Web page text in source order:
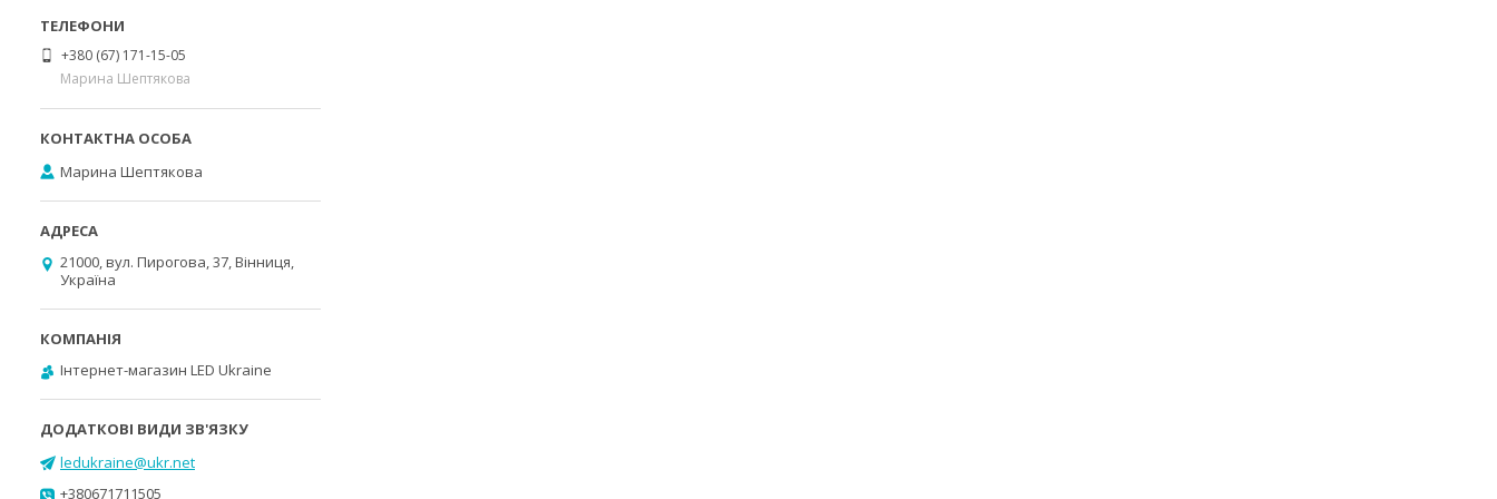
+380 (67) 171-15-05
Марина Шептякова
Марина Шептякова
21000, вул. Пирогова, 37, Вінниця,
Україна
Інтернет-магазин LED Ukraine
ledukraine@ukr.net
+380671711505